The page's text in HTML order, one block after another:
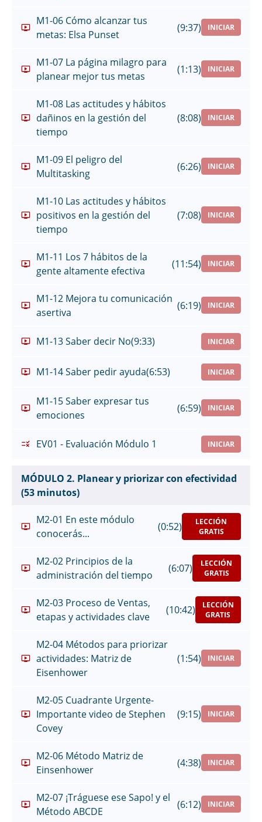
M1-06 Cómo alcanzar tus
metas: Elsa Punset
(9:37) INICIAR
M1-07 La página milagro para
planear mejor tus metas
(1:13) INICIAR
M1-08 Las actitudes y hábitos
dañinos en la gestión del
tiempo
(8:08) INICIAR
M1-09 El peligro del
Multitasking
(6:26) INICIAR
M1-10 Las actitudes y hábitos
positivos en la gestión del
tiempo
(7:08) INICIAR
M1-11 Los 7 hábitos de la
gente altamente efectiva
(11:54) INICIAR
M1-12 Mejora tu comunicación
asertiva
(6:19) INICIAR
M1-13 Saber decir No(9:33) INICIAR
M1-14 Saber pedir ayuda(6:53) INICIAR
M1-15 Saber expresar tus
emociones
(6:59) INICIAR
EV01 - Evaluación Módulo 1 INICIAR
MÓDULO 2. Planear y priorizar con efectividad
(53 minutos)
M2-01 En este módulo
conocerás...
(0:52)
LECCIÓN
GRATIS
M2-02 Principios de la
administración del tiempo
(6:07)
LECCIÓN
GRATIS
M2-03 Proceso de Ventas,
etapas y actividades clave
(10:42)
LECCIÓN
GRATIS
M2-04 Métodos para priorizar
actividades: Matriz de
Eisenhower
(1:54) INICIAR
M2-05 Cuadrante Urgente-
Importante video de Stephen
Covey
(9:15) INICIAR
M2-06 Método Matriz de
Einsenhower
(4:38) INICIAR
M2-07 ¡Tráguese ese Sapo! y el
Método ABCDE
(6:12) INICIAR